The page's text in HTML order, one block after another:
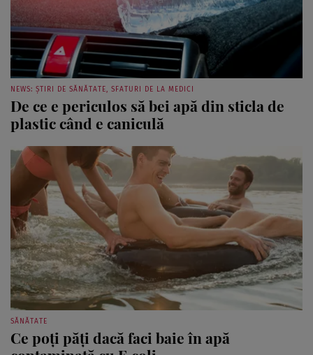
De ce e periculos să bei apă din sticla de
plastic când e caniculă
Ce poți păți dacă faci baie în apă
contaminată cu E.coli